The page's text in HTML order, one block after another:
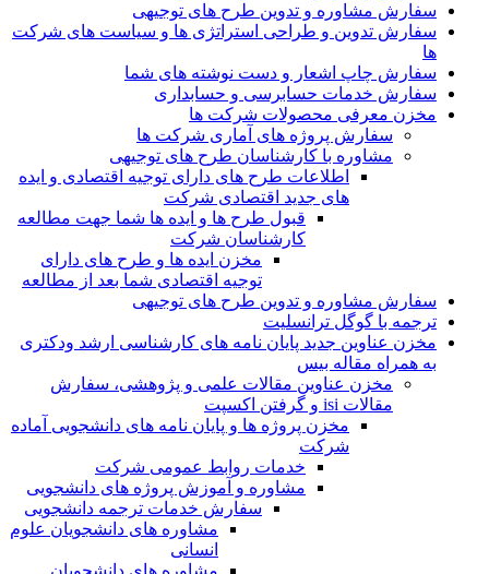
سفارش مشاوره و تدوین طرح های توجیهی
سفارش تدوین و طراحی استراتژی ها و سیاست های شرکت
ها
سفارش چاپ اشعار و دست نوشته های شما
سفارش خدمات حسابرسی و حسابداری
مخزن معرفی محصولات شرکت ها
سفارش پروژه های آماری شرکت ها
مشاوره با کارشناسان طرح های توجیهی
اطلاعات طرح های دارای توجیه اقتصادی و ایده
های جدید اقتصادی شرکت
قبول طرح ها و ایده ها شما جهت مطالعه
کارشناسان شرکت
مخزن ایده ها و طرح های دارای
توجیه اقتصادی شما بعد از مطالعه
سفارش مشاوره و تدوین طرح های توجیهی
ترجمه با گوگل ترانسلیت
مخزن عناوین جدید پایان نامه های کارشناسی ارشد ودکتری
به همراه مقاله بیس
مخزن عناوین مقالات علمی و پژوهشی، سفارش
مقالات isi و گرفتن اکسپت
مخزن پروژه ها و پایان نامه های دانشجویی آماده
شرکت
خدمات روابط عمومی شرکت
مشاوره و آموزش پروژه های دانشجویی
سفارش خدمات ترجمه دانشجویی
مشاوره های دانشجویان علوم
انسانی
مشاوره های دانشجویان